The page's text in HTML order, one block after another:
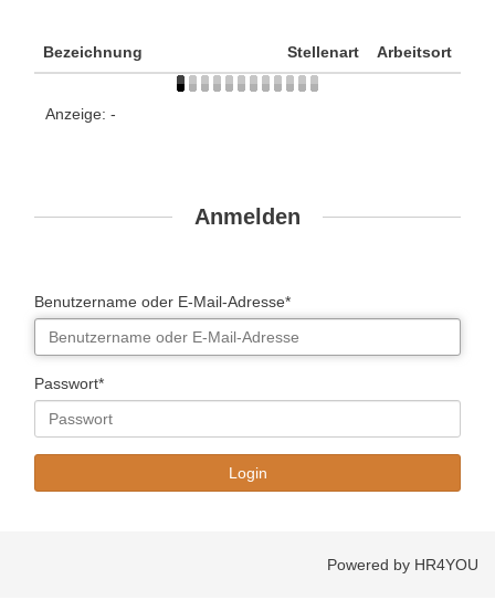
Bezeichnung Stellenart Arbeitsort
Anzeige: -
Anmelden
Benutzername oder E-Mail-Adresse*
Passwort*
Powered by HR4YOU